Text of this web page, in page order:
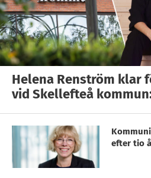
Helena Renström klar
vid Skellefteå
efter tio